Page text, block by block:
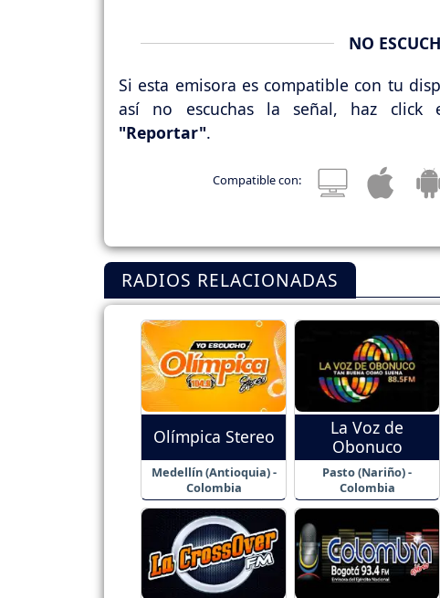
NO
Si esta emisora es compatible con tu
así no escuchas la señal, haz click
"Reportar".
Compatible con:
RADIOS RELACIONADAS
Olímpica Stereo
Medellín (Antioquia) -
Colombia
La Voz de
Obonuco
Pasto (Nariño) -
Colombia